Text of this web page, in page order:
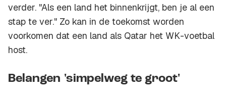
verder. "Als een land het binnenkrijgt, ben je al een
stap te ver." Zo kan in de toekomst worden
voorkomen dat een land als Qatar het WK-voetbal
host.
Belangen 'simpelweg te groot'